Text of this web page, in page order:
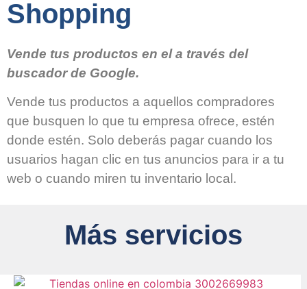
Shopping
Vende tus productos en el a través del
buscador de Google.
Vende tus productos a aquellos compradores
que busquen lo que tu empresa ofrece, estén
donde estén. Solo deberás pagar cuando los
usuarios hagan clic en tus anuncios para ir a tu
web o cuando miren tu inventario local.
Más servicios